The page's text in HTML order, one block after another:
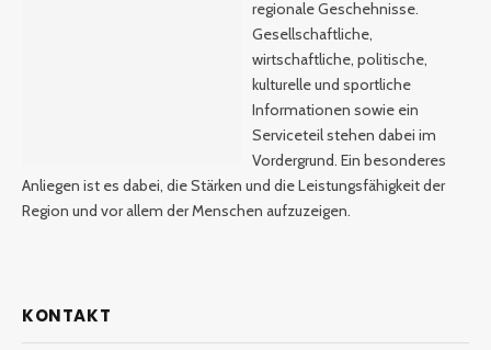
regionale Geschehnisse.
Gesellschaftliche,
wirtschaftliche, politische,
kulturelle und sportliche
Informationen sowie ein
Serviceteil stehen dabei im
Vordergrund. Ein besonderes
Anliegen ist es dabei, die Stärken und die Leistungsfähigkeit der
Region und vor allem der Menschen aufzuzeigen.
KONTAKT